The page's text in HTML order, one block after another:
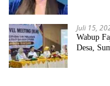
Juli 15,
Wabup
Desa,